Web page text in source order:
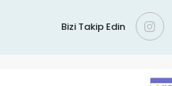
Bizi Takip Edin